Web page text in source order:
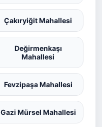
Çakıryiğit Mahallesi
Değirmenkaşı
Mahallesi
Fevzipaşa Mahallesi
Gazi Mürsel Mahallesi